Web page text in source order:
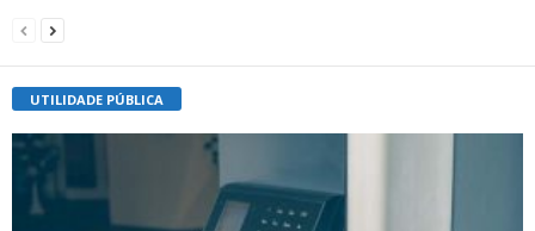
UTILIDADE PÚBLICA